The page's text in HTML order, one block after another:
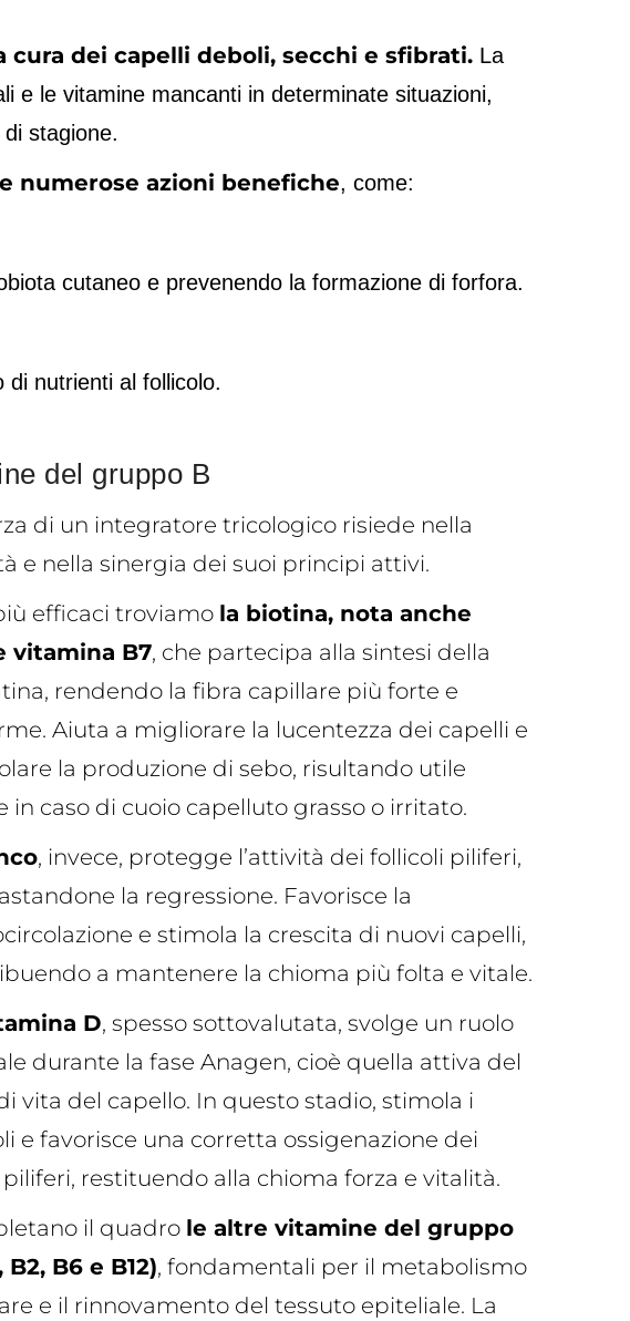
dei capelli deboli, secchi e sfibrati. La
e le vitamine mancanti in determinate situazioni,
stagione.
numerose azioni benefiche, come:
cutaneo e prevenendo la formazione di forfora.
di nutrienti al follicolo.
del gruppo B
di un integratore tricologico risiede nella
e nella sinergia dei suoi principi attivi.
efficaci troviamo la biotina, nota anche
vitamina B7, che partecipa alla sintesi della
rendendo la fibra capillare più forte e
Aiuta a migliorare la lucentezza dei capelli e
la produzione di sebo, risultando utile
in caso di cuoio capelluto grasso o irritato.
, invece, protegge l’attività dei follicoli piliferi,
la regressione. Favorisce la
e stimola la crescita di nuovi capelli,
a mantenere la chioma più folta e vitale.
D, spesso sottovalutata, svolge un ruolo
durante la fase Anagen, cioè quella attiva del
vita del capello. In questo stadio, stimola i
e favorisce una corretta ossigenazione dei
restituendo alla chioma forza e vitalità.
il quadro le altre vitamine del gruppo
B2, B6 e B12), fondamentali per il metabolismo
e il rinnovamento del tessuto epiteliale. La